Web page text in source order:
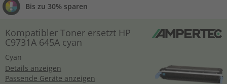
Bis zu 30% sparen
Kompatibler Toner ersetzt HP
C9731A 645A cyan
Cyan
Details anzeigen
Passende Geräte anzeigen